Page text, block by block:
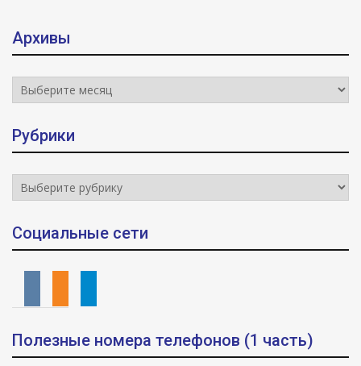
Архивы
Архивы
Рубрики
Рубрики
Социальные сети
Полезные номера телефонов (1 часть)